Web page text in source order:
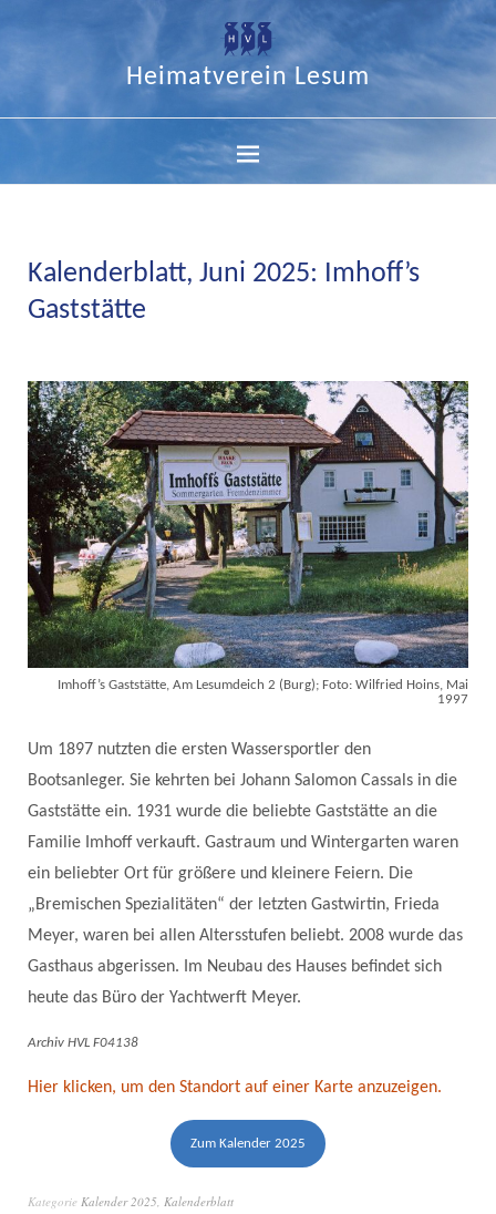
Heimatverein Lesum
Kalenderblatt, Juni 2025: Imhoff’s
Gaststätte
Imhoff’s Gaststätte, Am Lesumdeich 2 (Burg); Foto: Wilfried Hoins, Mai
1997
Um 1897 nutzten die ersten Wassersportler den
Bootsanleger. Sie kehrten bei Johann Salomon Cassals in die
Gaststätte ein. 1931 wurde die beliebte Gaststätte an die
Familie Imhoff verkauft. Gastraum und Wintergarten waren
ein beliebter Ort für größere und kleinere Feiern. Die
„Bremischen Spezialitäten“ der letzten Gastwirtin, Frieda
Meyer, waren bei allen Altersstufen beliebt. 2008 wurde das
Gasthaus abgerissen. Im Neubau des Hauses befindet sich
heute das Büro der Yachtwerft Meyer.
Archiv HVL F04138
Hier klicken, um den Standort auf einer Karte anzuzeigen.
Zum Kalender 2025
Kategorie Kalender 2025, Kalenderblatt